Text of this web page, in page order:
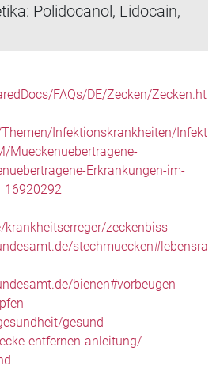
Polidocanol, Lidocain,
FAQs/DE/Zecken/Zecken.ht
Infektionskrankheiten/Infekt
Mueckenuebertragene-
Erkrankungen-im-
zeckenbiss
stechmuecken#lebensra
bienen#vorbeugen-
gesund-
entfernen-anleitung/